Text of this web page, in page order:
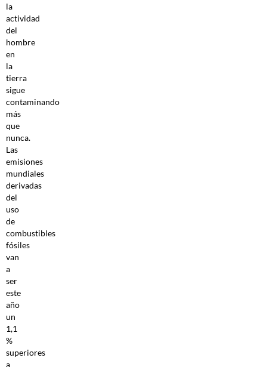
la
actividad
del
hombre
en
la
tierra
sigue
contaminando
más
que
nunca.
Las
emisiones
mundiales
derivadas
del
uso
de
combustibles
fósiles
van
a
ser
este
año
un
1,1
%
superiores
a